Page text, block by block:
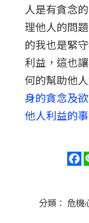
人是有貪念
理他人的問
的我也是緊
利益，這也
何的幫助他
身的貪念及
他人利益的事
分類： 危機